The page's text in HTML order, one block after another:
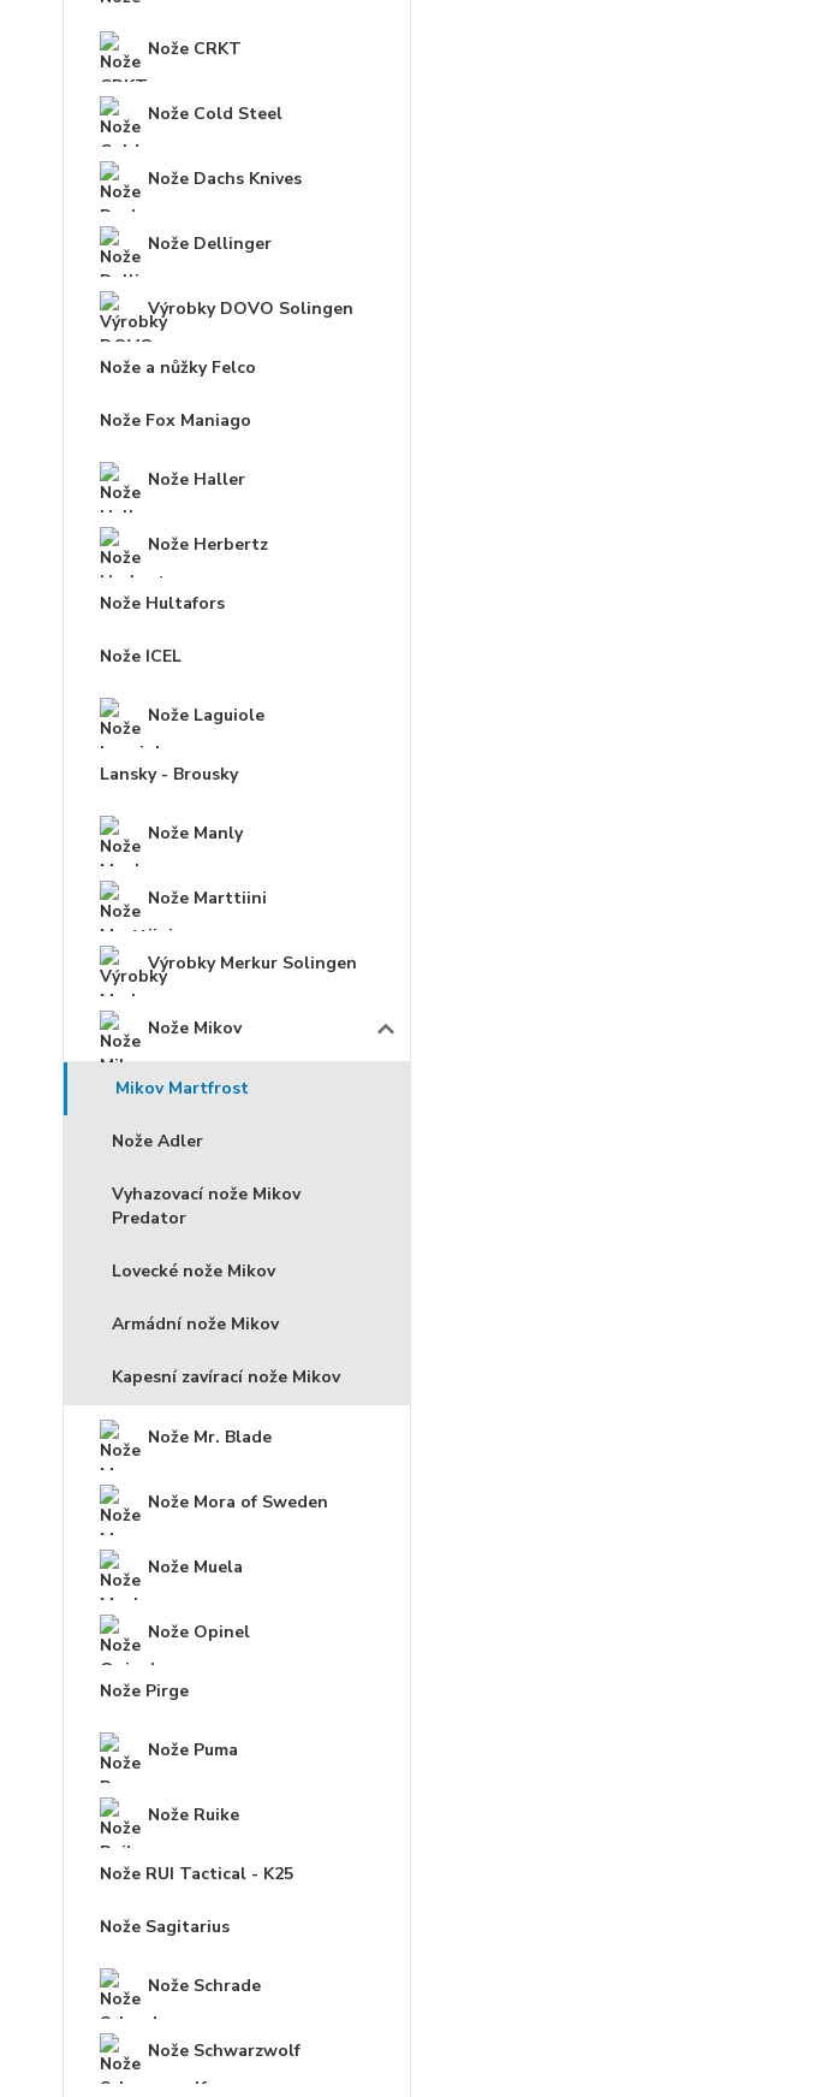
Nože CRKT
Nože Cold Steel
Nože Dachs Knives
Nože Dellinger
Výrobky DOVO Solingen
Nože a nůžky Felco
Nože Fox Maniago
Nože Haller
Nože Herbertz
Nože Hultafors
Nože ICEL
Nože Laguiole
Lansky - Brousky
Nože Manly
Nože Marttiini
Výrobky Merkur Solingen
Nože Mikov
Mikov Martfrost
Nože Adler
Vyhazovací nože Mikov
Predator
Lovecké nože Mikov
Armádní nože Mikov
Kapesní zavírací nože Mikov
Nože Mr. Blade
Nože Mora of Sweden
Nože Muela
Nože Opinel
Nože Pirge
Nože Puma
Nože Ruike
Nože RUI Tactical - K25
Nože Sagitarius
Nože Schrade
Nože Schwarzwolf